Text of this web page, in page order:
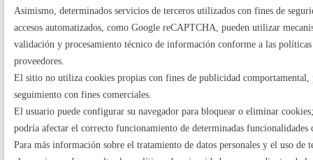
Asimismo, determinados servicios de terceros utilizados con fines de
accesos automatizados, como Google reCAPTCHA, pueden utilizar
validación y procesamiento técnico de información conforme a las
proveedores.
El sitio no utiliza cookies propias con fines de publicidad comportamental,
seguimiento con fines comerciales.
El usuario puede configurar su navegador para bloquear o eliminar
podría afectar el correcto funcionamiento de determinadas funcionalidades
Para más información sobre el tratamiento de datos personales y el uso de